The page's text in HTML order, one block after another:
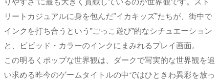
りやすさ”に最も大きく貢献しているのが世界観です。スト
リートカジュアルに身を包んだ”イカキッズ”たちが、街中で
インクを打ち合うという”ごっこ遊び”的なシチュエーション
と、ビビッド・カラーのインクにまみれるプレイ画面。
この明るくポップな世界観は、ダークで写実的な世界観を追
い求める昨今のゲームタイトルの中ではひときわ異彩を放っ